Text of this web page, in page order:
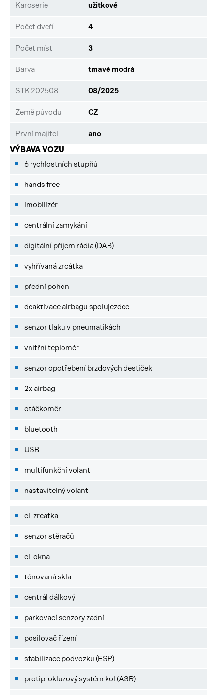
Karoserie užitkové
Počet dveří 4
Počet míst 3
Barva tmavě modrá
STK 202508 08/2025
Země původu CZ
První majitel ano
VÝBAVA VOZU
6 rychlostních stupňů
hands free
imobilizér
centrální zamykání
digitální příjem rádia (DAB)
vyhřívaná zrcátka
přední pohon
deaktivace airbagu spolujezdce
senzor tlaku v pneumatikách
vnitřní teploměr
senzor opotřebení brzdových destiček
2x airbag
otáčkoměr
bluetooth
USB
multifunkční volant
nastavitelný volant
el. zrcátka
senzor stěračů
el. okna
tónovaná skla
centrál dálkový
parkovací senzory zadní
posilovač řízení
stabilizace podvozku (ESP)
protiprokluzový systém kol (ASR)